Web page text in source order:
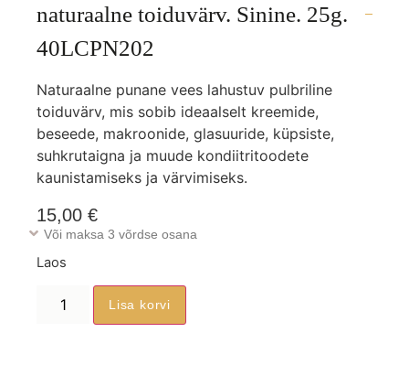
naturaalne toiduvärv. Sinine. 25g.
40LCPN202
Naturaalne punane vees lahustuv pulbriline
toiduvärv, mis sobib ideaalselt kreemide,
beseede, makroonide, glasuuride, küpsiste,
suhkrutaigna ja muude kondiitritoodete
kaunistamiseks ja värvimiseks.
15,00 €
Või maksa 3 võrdse osana
Laos
Lisa korvi